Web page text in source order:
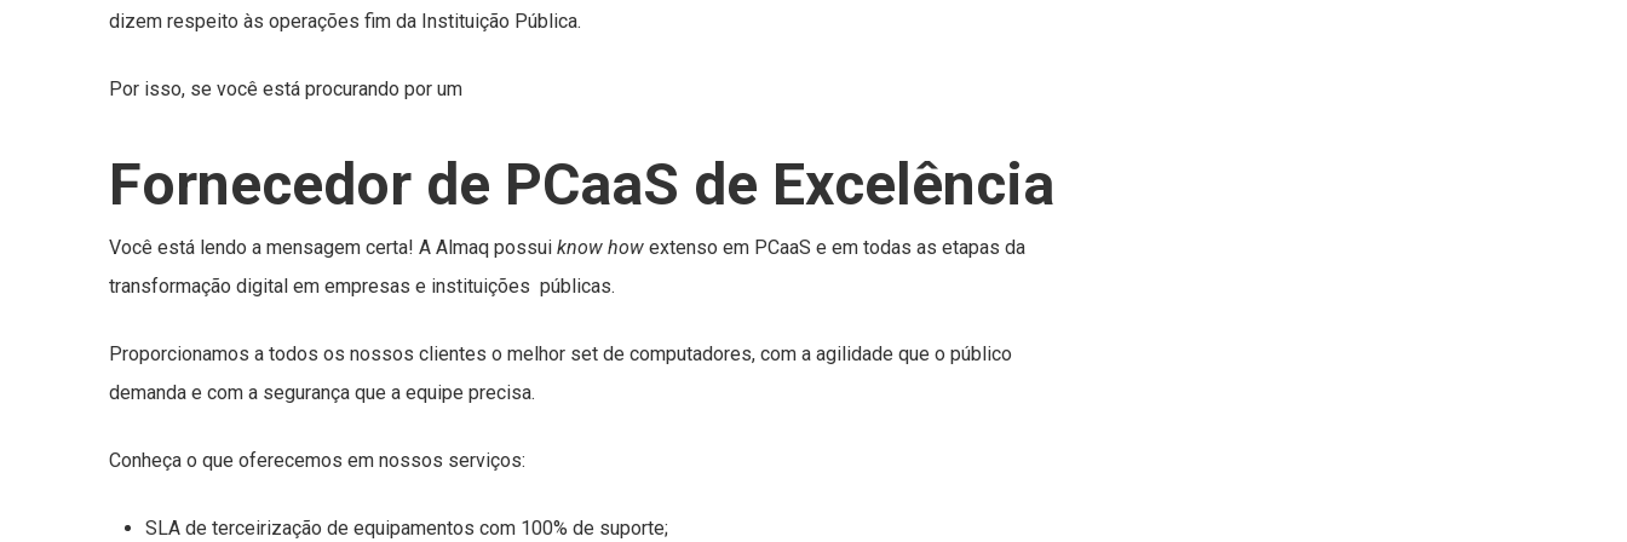
dizem respeito às operações fim da Instituição Pública.
Por isso, se você está procurando por um
Fornecedor de PCaaS de Excelência
Você está lendo a mensagem certa! A Almaq possui know how extenso em PCaaS e em todas as etapas da
transformação digital em empresas e instituições públicas.
Proporcionamos a todos os nossos clientes o melhor set de computadores, com a agilidade que o público
demanda e com a segurança que a equipe precisa.
Conheça o que oferecemos em nossos serviços:
SLA de terceirização de equipamentos com 100% de suporte;